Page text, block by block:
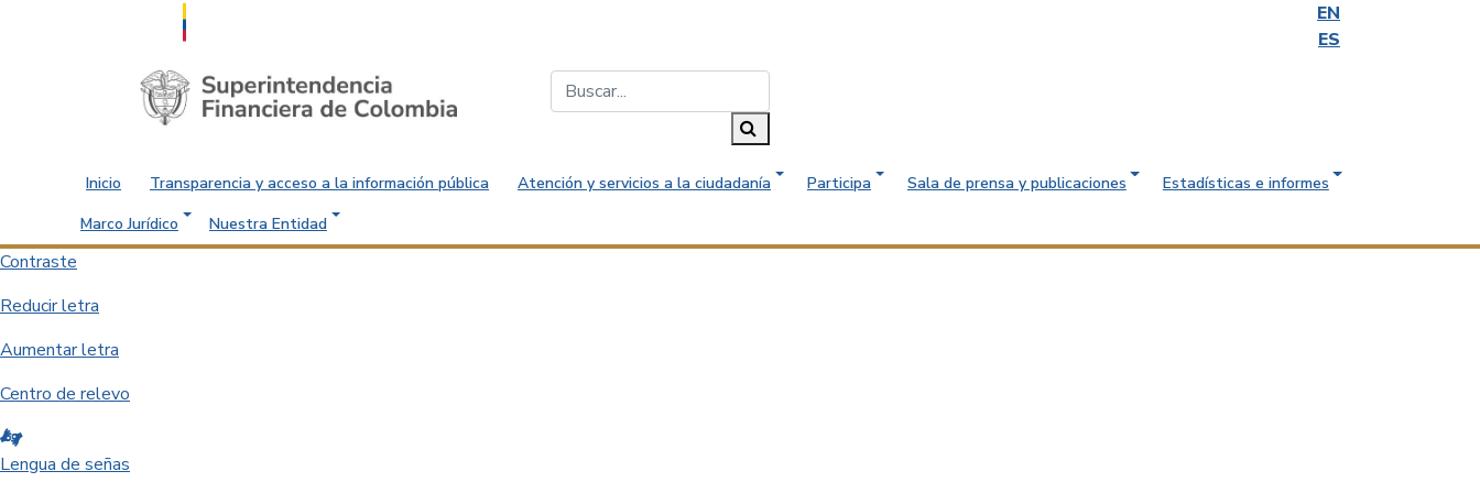
EN
ES
Saltar al contenido principal
Inicio Transparencia y acceso a la información pública Atención y servicios a la ciudadanía Participa Sala de prensa y publicaciones
Estadísticas e informes
Marco Jurídico
Nuestra Entidad
Contraste
Reducir letra
Aumentar letra
Centro de relevo
Lengua de señas